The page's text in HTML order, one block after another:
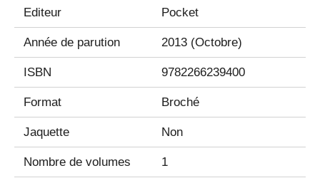
Editeur Pocket
Année de parution 2013 (Octobre)
ISBN 9782266239400
Format Broché
Jaquette Non
Nombre de volumes 1